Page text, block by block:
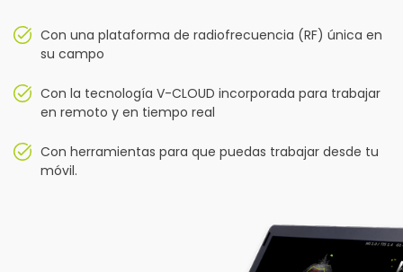
Con una plataforma de radiofrecuencia (RF) única en
su campo
Con la tecnología V-CLOUD incorporada para trabajar
en remoto y en tiempo real
Con herramientas para que puedas trabajar desde tu
móvil.